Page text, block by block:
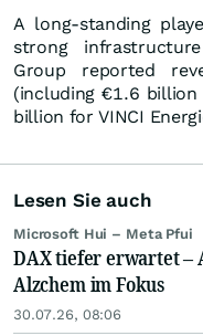
A long-standing
strong
Group reported
(including €1.6
billion for VINCI
Lesen Sie auch
Microsoft Hui – Meta Pfui
DAX tiefer erwartet –
Alzchem im Fokus
30.07.26, 08:06